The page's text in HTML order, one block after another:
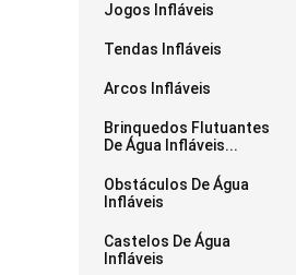
Jogos Infláveis
Tendas Infláveis
Arcos Infláveis
Brinquedos Flutuantes
De Água Infláveis...
Obstáculos De Água
Infláveis
Castelos De Água
Infláveis